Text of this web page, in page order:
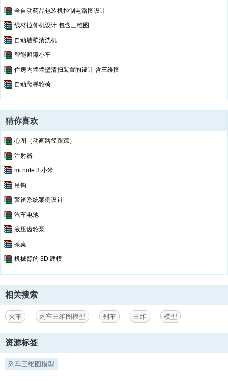
全自动药品包装机控制电路图设计
线材拉伸机设计 包含三维图
自动墙壁清洗机
智能避障小车
住房内墙墙壁清扫装置的设计 含三维图
自动爬梯轮椅
猜你喜欢
心图（动画路径跟踪）
注射器
mi note 3 小米
吊钩
警笛系统案例设计
汽车电池
液压齿轮泵
茶桌
机械臂的 3D 建模
相关搜索
火车 列车三维图模型 列车 三维 模型
资源标签
列车三维图模型